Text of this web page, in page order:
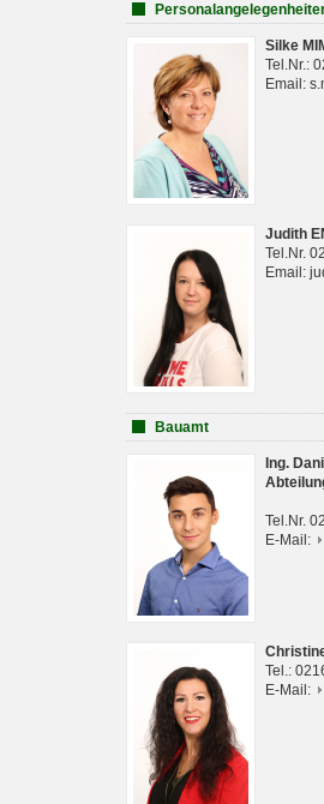
Silke
Tel.Nr.:
Email:
Judith
Tel.Nr.
Email:
Bauamt
Ing.
Tel.Nr.
E-Mail:
Tel.:
E-Mail: